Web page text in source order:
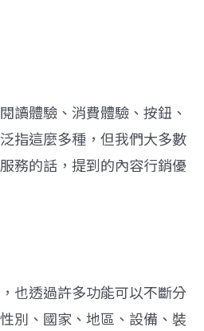
讀體驗、消費體驗、按鈕、
指這麼多種，但我們大多數
務的話，提到的內容行銷優
也透過許多功能可以不斷分
別、國家、地區、設備、裝